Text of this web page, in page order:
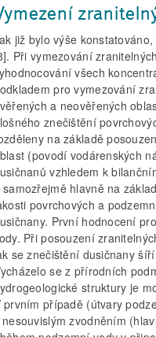
již bylo výše
Při vymezování
všech
pro vymezování
a neověřených
znečištění
na základě
(povodí vodárenských
vzhledem k
samozřejmě hlavně na
povrchových a
První hodnocení
Při posouzení
se znečištění dusičnany
se z přírodních
struktury je
prvním případě (útvary
nesouvislým zvodněním